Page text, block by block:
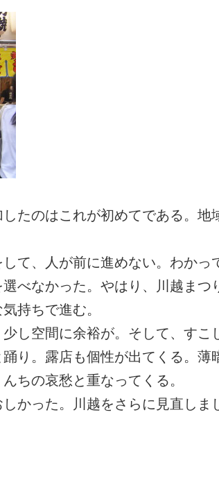
たのはこれが初めてである。地
て、人が前に進めない。わかっ
べなかった。やはり、川越まつ
持ちで進む。
し空間に余裕が。そして、すこ
り。露店も個性が出てくる。薄
ちの哀愁と重なってくる。
かった。川越をさらに見直しま